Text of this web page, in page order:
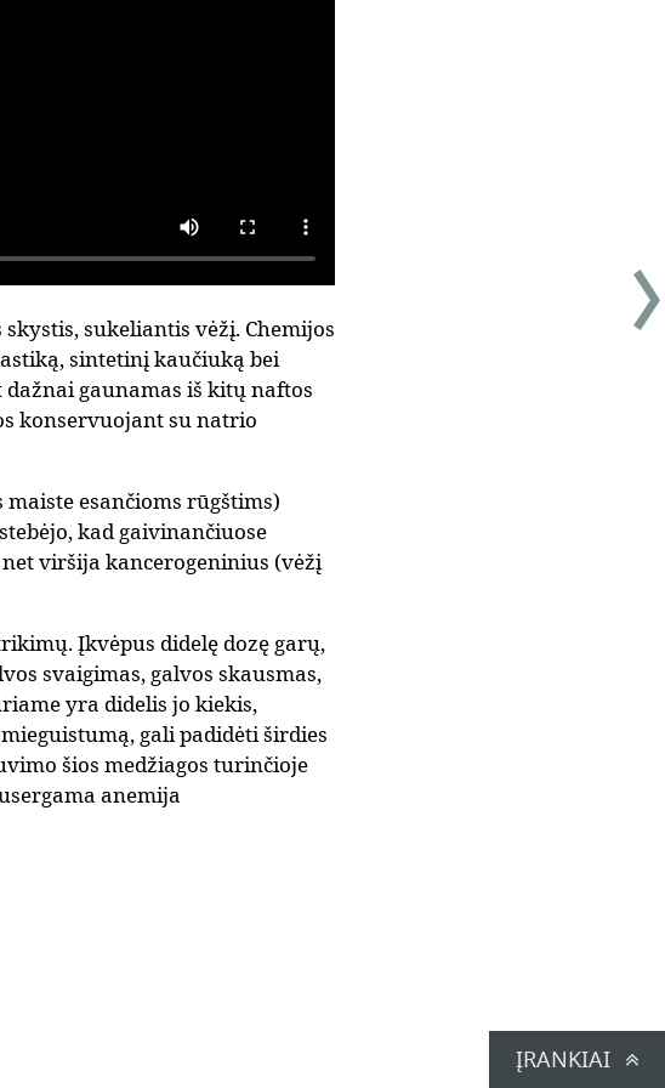
ĮRANKIAI
sukeliantis vėžį. Chemijos
sintetinį kaučiuką bei
gaunamas iš kitų naftos
konservuojant su natrio
esančioms rūgštims)
kad gaivinančiuose
viršija kancerogeninius (vėžį
Įkvėpus didelę dozę garų,
svaigimas, galvos skausmas,
yra didelis jo kiekis,
gali padidėti širdies
šios medžiagos turinčioje
anemija